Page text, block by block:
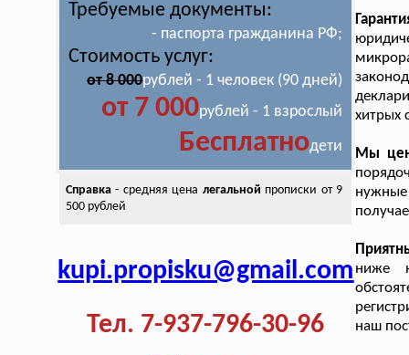
Требуемые документы:
- паспорта гражданина РФ;
Стоимость услуг:
от 8 000рублей - 1 человек (90 дней)
от 7 000рублей - 1 взрослый
Бесплатнодети
Справка- средняя цена легальной прописки от 9
500 рублей
kupi.propisku@gmail.com
Тел. 7-937-796-30-96
хитрых
Мы
нужные
ниже
наш